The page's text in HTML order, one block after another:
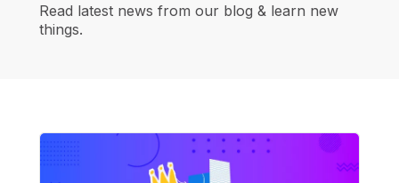
Read latest news from our blog & learn new
things.